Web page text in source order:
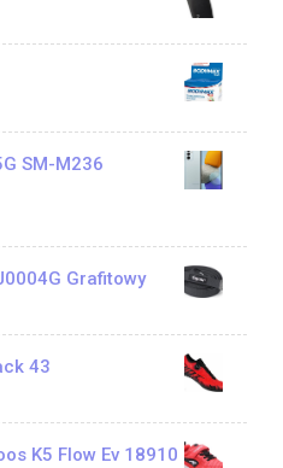
SM-M236
Grafitowy
43
K5 Flow Ev 18910